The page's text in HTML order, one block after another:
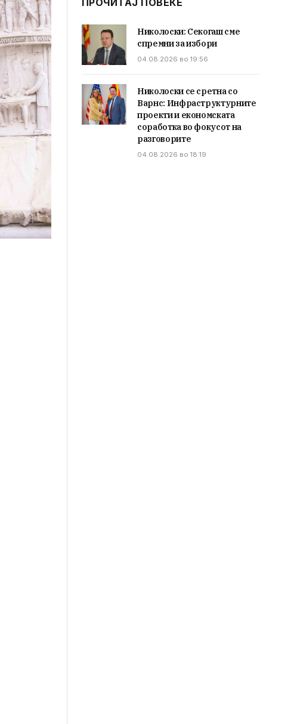
ПРОЧИТАЈ ПОВЕЌЕ
Николоски: Секогаш сме
спремни за избори
04.08.2026 во 19:56
Николоски се сретна со
Варнс: Инфраструктурните
проекти и економската
соработка во фокусот на
разговорите
04.08.2026 во 18:19